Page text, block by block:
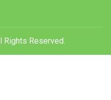
Rights Reserved.